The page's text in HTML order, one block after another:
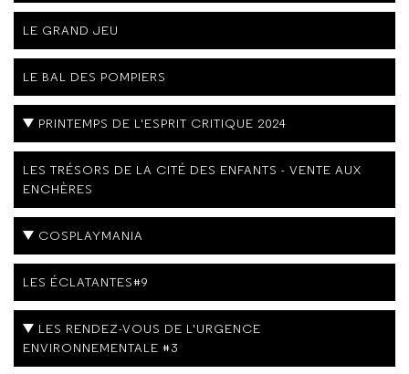
LE GRAND JEU
LE BAL DES POMPIERS
PRINTEMPS DE L'ESPRIT CRITIQUE 2024
LES TRÉSORS DE LA CITÉ DES ENFANTS - VENTE AUX
ENCHÈRES
COSPLAYMANIA
LES ÉCLATANTES#9
LES RENDEZ-VOUS DE L'URGENCE
ENVIRONNEMENTALE #3